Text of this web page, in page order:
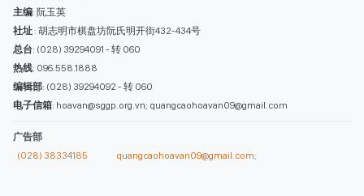
西贡解放报网版权所有
由越南新闻与传播部所属报刊局于2023年09月06日 签发第26/GP-CBC号许可
证
总编辑
副总编辑: 阮玉英、范文长、裴氏红霜、张德义、范氏云英、杨文光、阮德显、